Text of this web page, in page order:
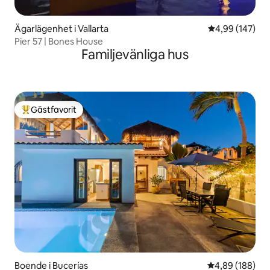
Ägarlägenhet i Vallarta 4,99 av 5 i
4,99 (147)
Pier 57 | Bones House
Familjevänliga hus
Populär gästfavorit
Gästfavorit
Boende i Bucerías 4,89 av 5 i
4,89 (188)